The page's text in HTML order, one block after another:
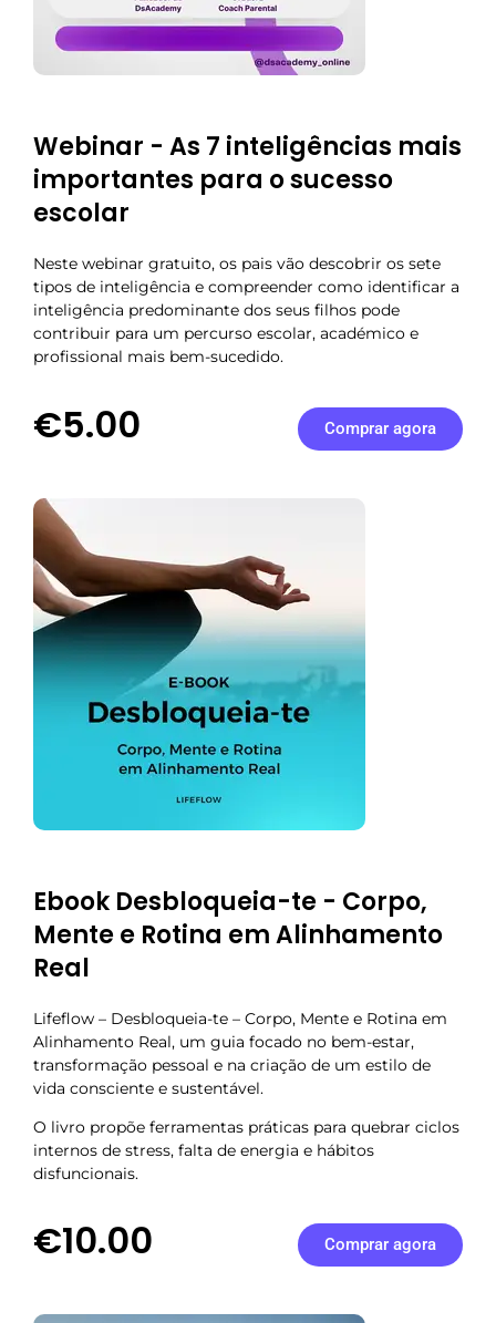
Webinar - As 7 inteligências mais
importantes para o sucesso
escolar
Neste webinar gratuito, os pais vão descobrir os sete
tipos de inteligência e compreender como identificar a
inteligência predominante dos seus filhos pode
contribuir para um percurso escolar, académico e
profissional mais bem-sucedido.
€5.00 Comprar agora
Ebook Desbloqueia-te - Corpo,
Mente e Rotina em Alinhamento
Real
Lifeflow – Desbloqueia-te – Corpo, Mente e Rotina em
Alinhamento Real, um guia focado no bem-estar,
transformação pessoal e na criação de um estilo de
vida consciente e sustentável.
O livro propõe ferramentas práticas para quebrar ciclos
internos de stress, falta de energia e hábitos
disfuncionais.
€10.00 Comprar agora